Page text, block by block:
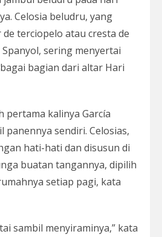
Celosia beludru, yang
terciopelo atau cresta de
sering menyertai
bagian dari altar Hari
pertama kalinya García
panennya sendiri. Celosias,
hati-hati dan disusun di
buatan tangannya, dipilih
setiap pagi, kata
sambil menyiraminya,” kata